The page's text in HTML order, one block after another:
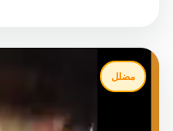
مضلل